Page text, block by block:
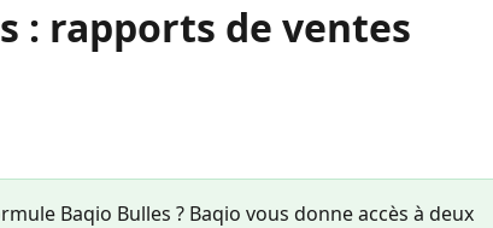
: rapports de ventes
Baqio Bulles ? Baqio vous donne accès à deux